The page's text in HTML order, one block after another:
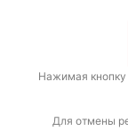
Нажимая
Для отмены